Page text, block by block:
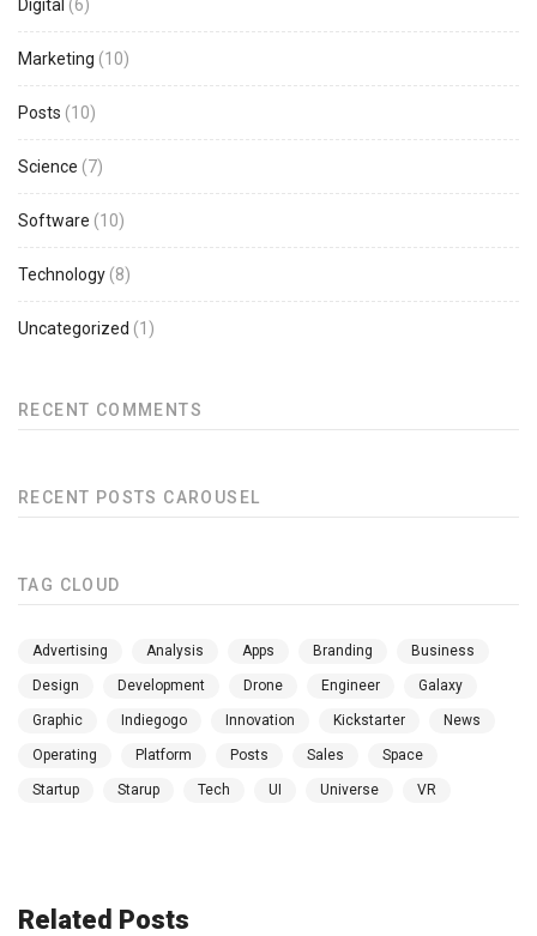
Digital (6)
Marketing (10)
Posts (10)
Science (7)
Software (10)
Technology (8)
Uncategorized (1)
RECENT COMMENTS
RECENT POSTS CAROUSEL
TAG CLOUD
Advertising Analysis Apps Branding Business
Design Development Drone Engineer Galaxy
Graphic Indiegogo Innovation Kickstarter News
Operating Platform Posts Sales Space
Startup Starup Tech UI Universe VR
Related Posts